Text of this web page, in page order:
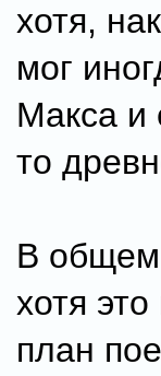
хотя,
мог
Макса и
то
В
хотя
план